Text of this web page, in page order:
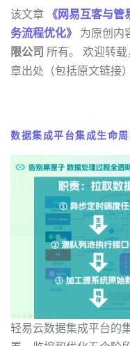
该文章 《网易互客与
务流程优化》 为原创内
限公司 所有。 欢迎转
章出处（包括原文链接
数据集成平台集成生命
轻易云数据集成平台的